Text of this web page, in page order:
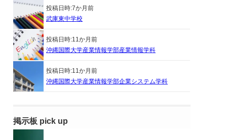
投稿日時:7か月前
武庫東中学校
投稿日時:11か月前
沖縄国際大学産業情報学部産業情報学科
投稿日時:11か月前
沖縄国際大学産業情報学部企業システム学科
掲示板 pick up